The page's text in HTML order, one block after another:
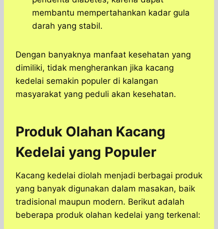
membantu mempertahankan kadar gula
darah yang stabil.
Dengan banyaknya manfaat kesehatan yang
dimiliki, tidak mengherankan jika kacang
kedelai semakin populer di kalangan
masyarakat yang peduli akan kesehatan.
Produk Olahan Kacang
Kedelai yang Populer
Kacang kedelai diolah menjadi berbagai produk
yang banyak digunakan dalam masakan, baik
tradisional maupun modern. Berikut adalah
beberapa produk olahan kedelai yang terkenal: